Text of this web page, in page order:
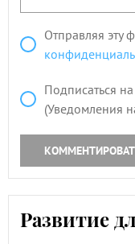
Отправляя эту
Подписаться
(Уведомления
Развитие